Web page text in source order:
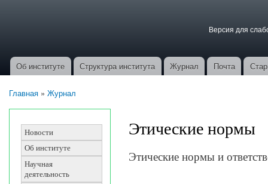
Версия для
Основные ссылки
Об институте Структура института Журнал Почта
Главная » Журнал
Новости
Об институте
Научная
деятельность
Этические нормы
Этические нормы и